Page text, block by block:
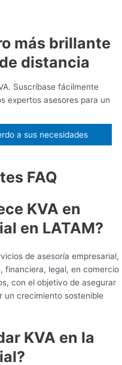
más brillante
distancia
Suscríbase fácilmente
expertos asesores para un
a sus necesidades
FAQ
KVA en
en LATAM?
de asesoría empresarial,
financiera, legal, en comercio
con el objetivo de asegurar
un crecimiento sostenible
KVA en la